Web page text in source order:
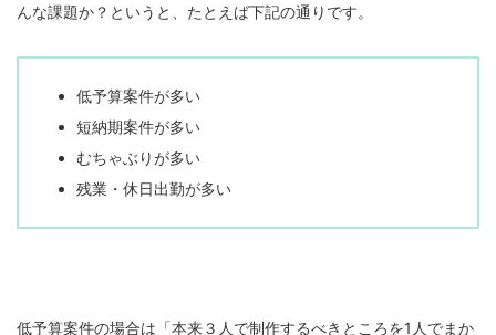
んな課題か？というと、たとえば下記の通りです。
低予算案件が多い
短納期案件が多い
むちゃぶりが多い
残業・休日出勤が多い
低予算案件の場合は「本来３人で制作するべきところを1人でまか